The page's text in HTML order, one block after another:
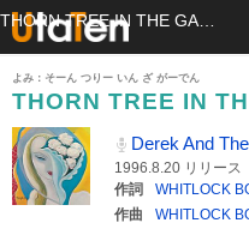
よみ：そーん つりー いん ざ がーでん
THORN TREE IN
Derek And
1996.8.20 リリース
作詞
WHITLOCK
作曲
WHITLOCK